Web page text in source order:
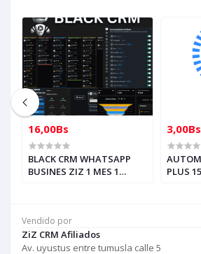
Vendido por
ZiZ CRM Afiliados
Av. uyustus entre tumusla calle 5
16,00Bs
BLACK CRM WHATSAPP
BUSINES ZIZ 1 MES 1
3,00Bs
PLUS